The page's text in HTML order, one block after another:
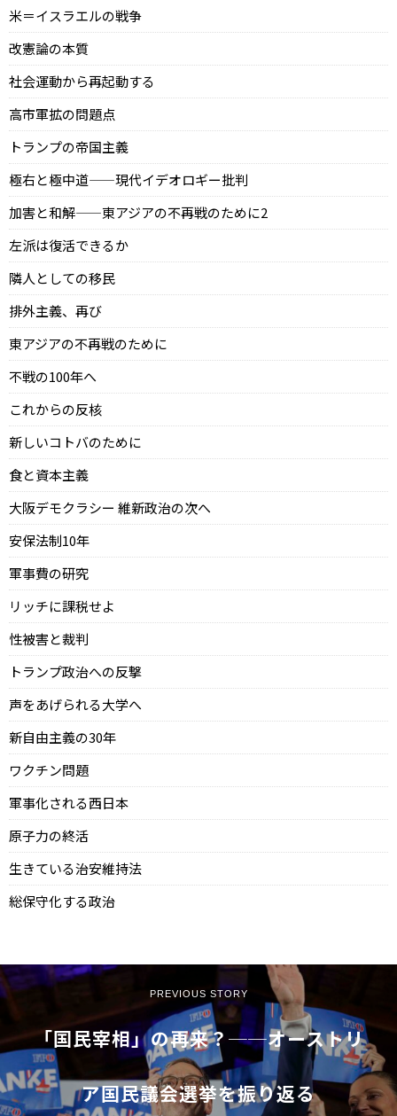
米＝イスラエルの戦争
改憲論の本質
社会運動から再起動する
高市軍拡の問題点
トランプの帝国主義
極右と極中道——現代イデオロギー批判
加害と和解——東アジアの不再戦のために2
左派は復活できるか
隣人としての移民
排外主義、再び
東アジアの不再戦のために
不戦の100年へ
これからの反核
新しいコトバのために
食と資本主義
大阪デモクラシー 維新政治の次へ
安保法制10年
軍事費の研究
リッチに課税せよ
性被害と裁判
トランプ政治への反撃
声をあげられる大学へ
新自由主義の30年
ワクチン問題
軍事化される西日本
原子力の終活
生きている治安維持法
総保守化する政治
PREVIOUS STORY
「国民宰相」の再来？──オーストリ
ア国民議会選挙を振り返る